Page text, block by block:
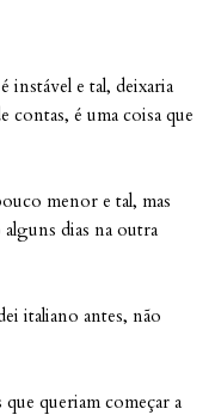
instável e tal, deixaria
é uma coisa que
menor e tal, mas
dias na outra
italiano antes, não
queriam começar a